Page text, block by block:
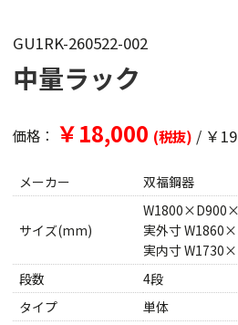
GU1RK-260522-002
中量ラック
価格： ￥18,000 (税抜) / ￥
メーカー 双福鋼器
サイズ(mm)
実外寸
実内寸
段数
4段
タイプ
単体